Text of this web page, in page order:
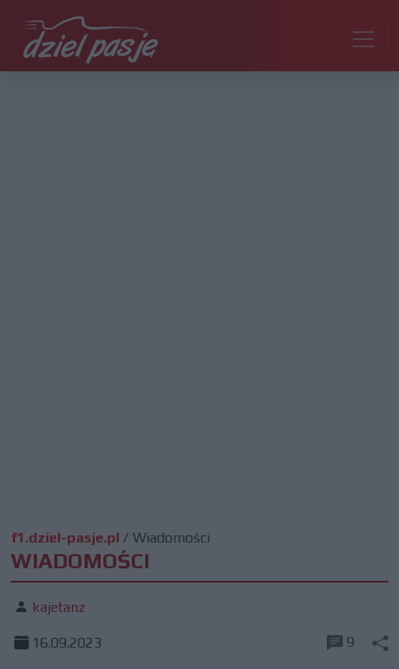
f1.dziel-pasje.pl / Wiadomości
WIADOMOŚCI
kajetanz
16.09.2023 9